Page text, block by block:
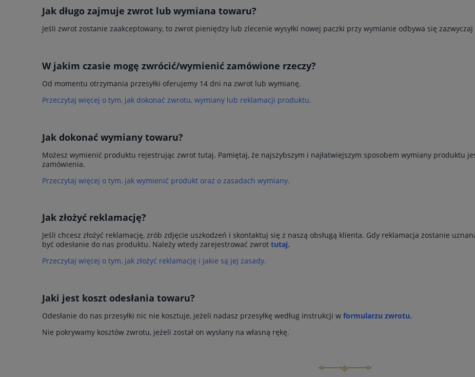
Jak długo zajmuje zwrot lub wymiana towaru?
Jeśli zwrot zostanie zaakceptowany, to zwrot pieniędzy lub zlecenie wysyłki nowej paczki przy wymianie odbywa się
W jakim czasie mogę zwrócić/wymienić zamówione rzeczy?
Od momentu otrzymania przesyłki oferujemy 14 dni na zwrot lub wymianę.
Przeczytaj więcej o tym, jak dokonać zwrotu, wymiany lub reklamacji produktu.
Jak dokonać wymiany towaru?
Możesz wymienić produktu rejestrując zwrot tutaj. Pamiętaj, że najszybszym i najłatwiejszym sposobem wymiany produktu
zamówienia.
Przeczytaj więcej o tym, jak wymienić produkt oraz o zasadach wymiany.
Jak złożyć reklamację?
Jeśli chcesz złożyć reklamację, zrób zdjęcie uszkodzeń i skontaktuj się z naszą obsługą klienta. Gdy reklamacja zostanie
być odesłanie do nas produktu. Należy wtedy zarejestrować zwrot tutaj.
Przeczytaj więcej o tym, jak złożyć reklamację i jakie są jej zasady.
Jaki jest koszt odesłania towaru?
Odesłanie do nas przesyłki nic nie kosztuje, jeżeli nadasz przesyłkę według instrukcji w formularzu zwrotu.
Nie pokrywamy kosztów zwrotu, jeżeli został on wysłany na własną rękę.